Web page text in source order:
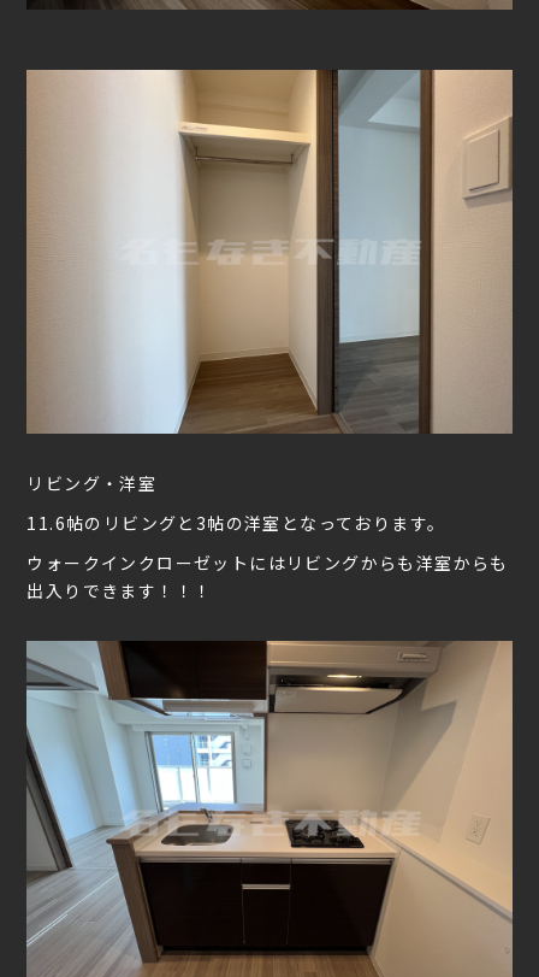
リビング・洋室
11.6帖のリビングと3帖の洋室となっております。
ウォークインクローゼットにはリビングからも洋室からも
出入りできます！！！